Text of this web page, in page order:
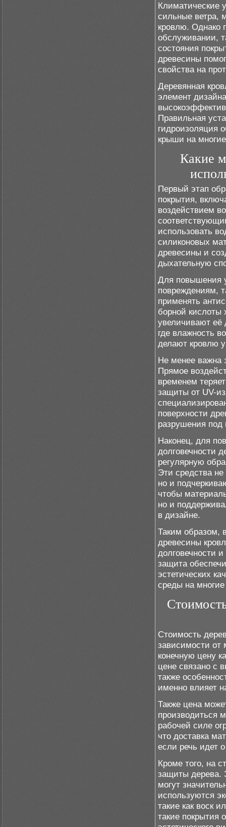
Климатические
сильные ветра,
кровлю. Однако
обслуживании,
состояния
древесины
свойства на
Деревянная
элемент
Правильная
гидроизоляция
крыши на
Какие
Первый этап
покрытия,
воздействием
использовать
силиконовых
древесины и
дыхательную
Для повышения
повреждениям,
применять
борной кислоты
увеличивают её
где влажность
делают кровлю
Не менее важна
Прямое
временем
защиты от UV-
поверхности
разрушения под
Наконец, для
долговечности
регулярную
Эти средства
но и
чтобы
но и
в дизайне.
Таким образом,
древесины
долговечности
защита
эстетических
среды на
Стоимость
зависимости от
конечную цену
цене связано с
также
именно влияет
Также цена
производиться
рабочей силе
что доставка
если речь идет
Кроме того, на
защиты дерева.
могут
используются
такие как воск
такие покрытия